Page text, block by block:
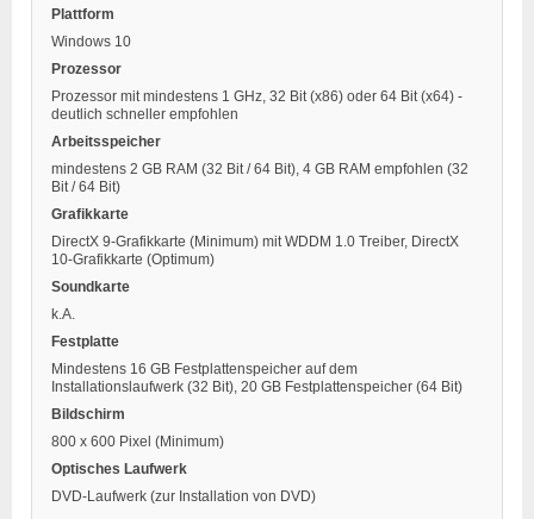
Plattform
Windows 10
Prozessor
Prozessor mit mindestens 1 GHz, 32 Bit (x86) oder 64 Bit (x64) -
deutlich schneller empfohlen
Arbeitsspeicher
mindestens 2 GB RAM (32 Bit / 64 Bit), 4 GB RAM empfohlen (32
Bit / 64 Bit)
Grafikkarte
DirectX 9-Grafikkarte (Minimum) mit WDDM 1.0 Treiber, DirectX
10-Grafikkarte (Optimum)
Soundkarte
k.A.
Festplatte
Mindestens 16 GB Festplattenspeicher auf dem
Installationslaufwerk (32 Bit), 20 GB Festplattenspeicher (64 Bit)
Bildschirm
800 x 600 Pixel (Minimum)
Optisches Laufwerk
DVD-Laufwerk (zur Installation von DVD)